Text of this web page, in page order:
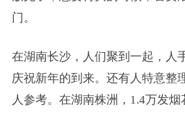
门。
在湖南长沙，人们聚到一起，人
庆祝新年的到来。还有人特意整
人参考。在湖南株洲，1.4万发